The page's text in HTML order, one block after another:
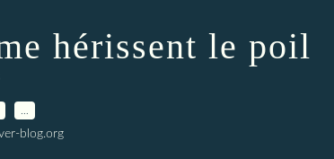
hérissent le poil
blog.org